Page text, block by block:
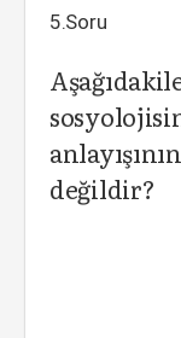
5.Soru
değildir?